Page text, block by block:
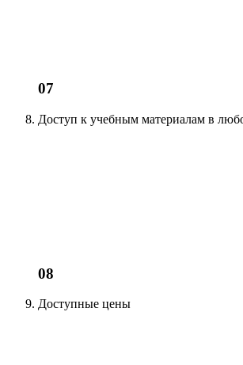
07
Доступ к учебным материалам в
08
Доступные цены